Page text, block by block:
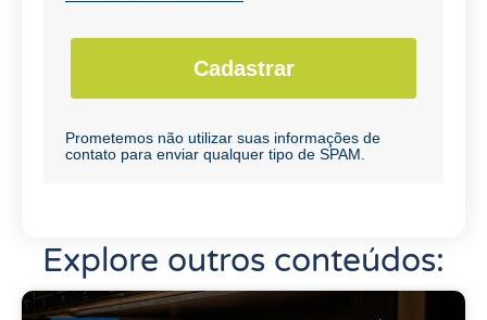
Cadastrar
Prometemos não utilizar suas informações de
contato para enviar qualquer tipo de SPAM.
Explore outros conteúdos: